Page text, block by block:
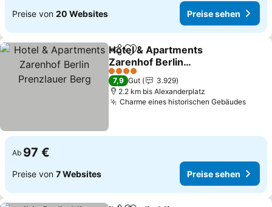
Preise von 20 Websites Preise sehen
TeilenZu Favoriten hinzufügen
Hotel & Apartments
Zarenhof Berlin
Prenzlauer Berg
4 Sterne
7,9 Gut
3.929
2.2 km bis Alexanderplatz
Charme eines historischen Gebäudes
Ab 97 €
Preise von 7 Websites Preise sehen